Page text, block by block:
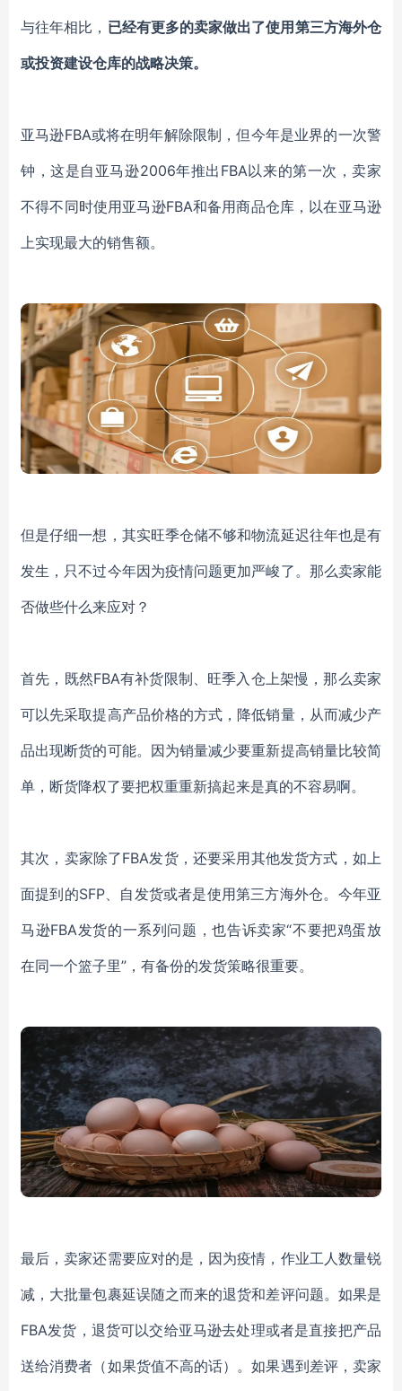
与往年相比， 已经有更多的卖家做出了使用第三方海外仓
或投资建设仓库的战略决策。
亚马逊FBA或将在明年解除限制，但今年是业界的一次警
钟，这是自亚马逊2006年推出FBA以来的第一次，卖家
不得不同时使用亚马逊FBA和备用商品仓库，以在亚马逊
上实现最大的销售额。
但是仔细一想，其实旺季仓储不够和物流延迟往年也是有
发生，只不过今年因为疫情问题更加严峻了。那么卖家能
否做些什么来应对？
首先，既然FBA有补货限制、旺季入仓上架慢，那么卖家
可以先采取提高产品价格的方式，降低销量，从而减少产
品出现断货的可能。因为销量减少要重新提高销量比较简
单，断货降权了要把权重重新搞起来是真的不容易啊。
其次，卖家除了FBA发货，还要采用其他发货方式，如上
面提到的SFP、自发货或者是使用第三方海外仓。今年亚
马逊FBA发货的一系列问题，也告诉卖家“不要把鸡蛋放
在同一个篮子里”，有备份的发货策略很重要。
最后，卖家还需要应对的是，因为疫情，作业工人数量锐
减，大批量包裹延误随之而来的退货和差评问题。如果是
FBA发货，退货可以交给亚马逊去处理或者是直接把产品
送给消费者（如果货值不高的话）。如果遇到差评，卖家